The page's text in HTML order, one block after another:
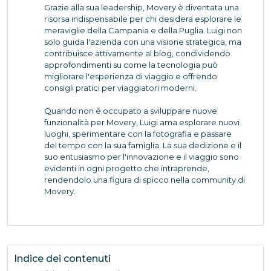
Grazie alla sua leadership, Movery è diventata una
risorsa indispensabile per chi desidera esplorare le
meraviglie della Campania e della Puglia. Luigi non
solo guida l'azienda con una visione strategica, ma
contribuisce attivamente al blog, condividendo
approfondimenti su come la tecnologia può
migliorare l'esperienza di viaggio e offrendo
consigli pratici per viaggiatori moderni.
Quando non è occupato a sviluppare nuove
funzionalità per Movery, Luigi ama esplorare nuovi
luoghi, sperimentare con la fotografia e passare
del tempo con la sua famiglia. La sua dedizione e il
suo entusiasmo per l'innovazione e il viaggio sono
evidenti in ogni progetto che intraprende,
rendendolo una figura di spicco nella community di
Movery.
Indice dei contenuti